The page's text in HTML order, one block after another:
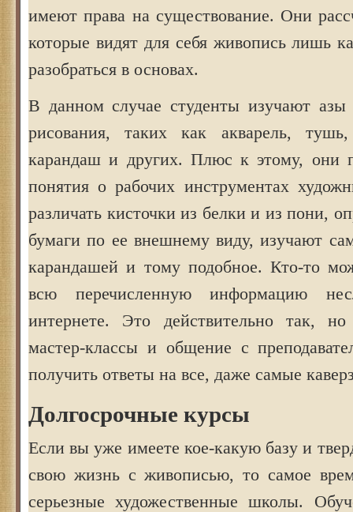
имеют права на существование. Они
которые видят для себя живопись лишь
разобраться в основах.
В данном случае студенты изучают азы
рисования, таких как акварель,
карандаш и других. Плюс к этому, они
понятия о рабочих инструментах
различать кисточки из белки и из пони,
бумаги по ее внешнему виду, изучают
карандашей и тому подобное. Кто-то
всю перечисленную информацию
интернете. Это действительно так,
мастер-классы и общение с
получить ответы на все, даже самые
Долгосрочные курсы
Если вы уже имеете кое-какую базу и
свою жизнь с живописью, то самое
серьезные художественные школы.